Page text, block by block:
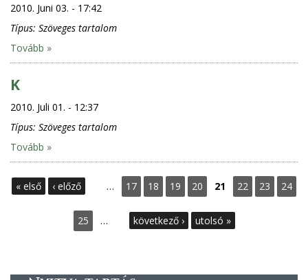
2010. Juni 03. - 17:42
Típus: Szöveges tartalom
Tovább »
K
2010. Juli 01. - 12:37
Típus: Szöveges tartalom
Tovább »
S
t
« első ‹ előző … 17 18 19 20 21 22 23 24
25 … következő › utolsó »